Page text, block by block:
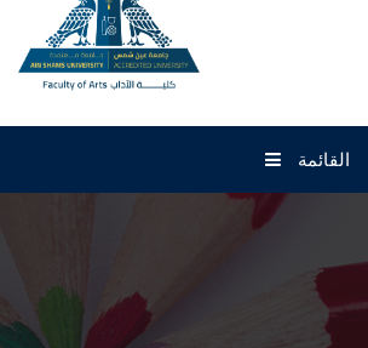
القائمة